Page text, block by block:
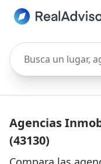
Busca un lugar,
Agencias
(43130)